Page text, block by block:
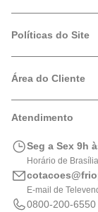
Trabalhe Conosco
Políticas do Site
Política de
Logística
Área do Cliente
Meus Pedidos
Portal de Boletos
Atendimento
Seg a Sex 9h
Horário de Brasília
E-mail de
0800-200-6550